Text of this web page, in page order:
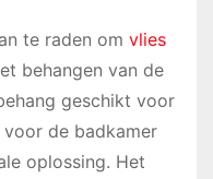
te raden om vlies
behangen van de
geschikt voor
de badkamer
oplossing. Het